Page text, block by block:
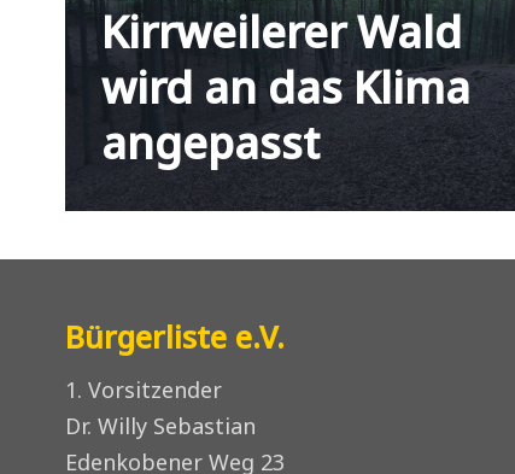
Kirrweilerer Wald
wird an das Klima
angepasst
Bürgerliste e.V.
1. Vorsitzender
Dr. Willy Sebastian
Edenkobener Weg 23